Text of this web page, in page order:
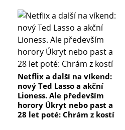
Netflix a další na víkend:
nový Ted Lasso a akční
Lioness. Ale především
horory Úkryt nebo past a
28 let poté: Chrám z kostí